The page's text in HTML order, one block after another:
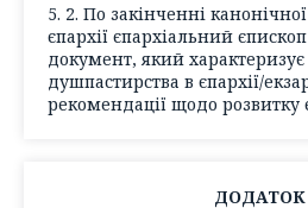
5. 2. По закінченні
єпархії єпархіальний
документ, який
душпастирства в єпархії/
рекомендації щодо розвитку
ДОДАТОК